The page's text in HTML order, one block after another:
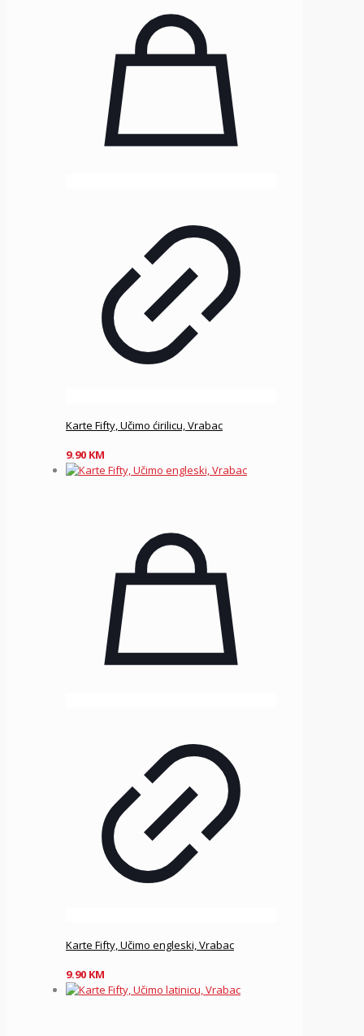
Karte Fifty, Učimo ćirilicu, Vrabac
9.90 KM
Karte Fifty, Učimo engleski, Vrabac
9.90 KM